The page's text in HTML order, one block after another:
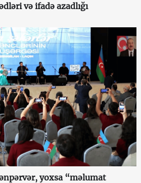
və ifadə azadlığı
yoxsa “məlumat